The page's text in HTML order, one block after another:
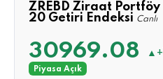
ZREBD Ziraat Portföy
20 Getiri Endeksi Canlı
30969.08 ▲
Piyasa Açık